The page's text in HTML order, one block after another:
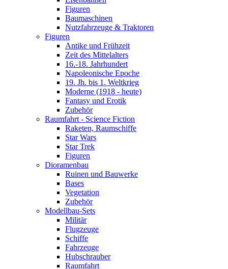
Figuren
Baumaschinen
Nutzfahrzeuge & Traktoren
Figuren
Antike und Frühzeit
Zeit des Mittelalters
16.-18. Jahrhundert
Napoleonische Epoche
19. Jh. bis 1. Weltkrieg
Moderne (1918 - heute)
Fantasy und Erotik
Zubehör
Raumfahrt - Science Fiction
Raketen, Raumschiffe
Star Wars
Star Trek
Figuren
Dioramenbau
Ruinen und Bauwerke
Bases
Vegetation
Zubehör
Modellbau-Sets
Militär
Flugzeuge
Schiffe
Fahrzeuge
Hubschrauber
Raumfahrt